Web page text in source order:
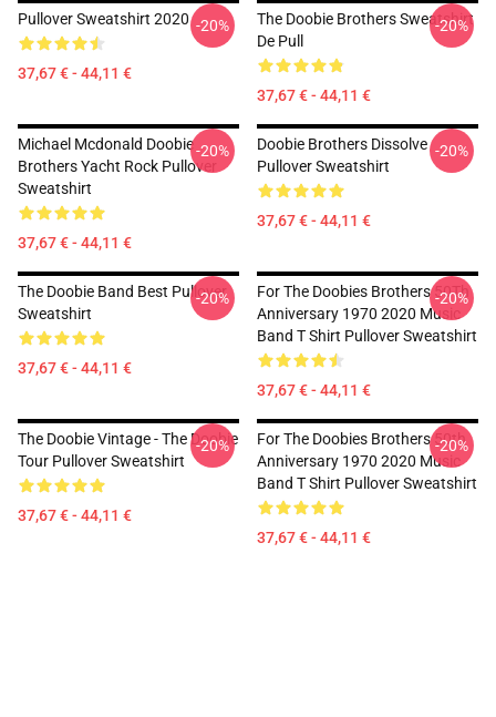
Pullover Sweatshirt 2020
37,67 € - 44,11 €
-20%
The Doobie Brothers Sweatshirt
De Pull
37,67 € - 44,11 €
-20%
Michael Mcdonald Doobie
Brothers Yacht Rock Pullover
Sweatshirt
37,67 € - 44,11 €
-20%
Doobie Brothers Dissolve
Pullover Sweatshirt
37,67 € - 44,11 €
-20%
The Doobie Band Best Pullover
Sweatshirt
37,67 € - 44,11 €
-20%
For The Doobies Brothers 50Th
Anniversary 1970 2020 Music
Band T Shirt Pullover Sweatshirt
37,67 € - 44,11 €
-20%
The Doobie Vintage - The Doobie
Tour Pullover Sweatshirt
37,67 € - 44,11 €
-20%
For The Doobies Brothers 50th
Anniversary 1970 2020 Music
Band T Shirt Pullover Sweatshirt
37,67 € - 44,11 €
-20%